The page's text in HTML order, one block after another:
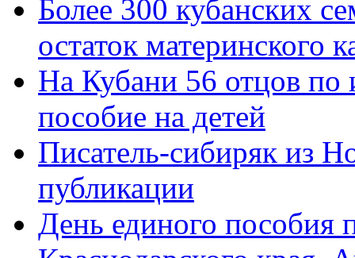
Более 300 кубанских
остаток материнского
На Кубани 56 отцов по
пособие на детей
Писатель-сибиряк из
публикации
День единого пособия